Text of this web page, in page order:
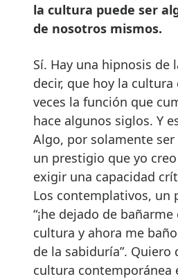
la cultura puede ser
de nosotros mismos.
Sí. Hay una hipnosis de
decir, que hoy la
veces la función que
hace algunos siglos. Y
Algo, por solamente
un prestigio que yo
exigir una capacidad
Los contemplativos, un
“¡he dejado de
cultura y ahora me
de la sabiduría”. Quiero
cultura contemporánea